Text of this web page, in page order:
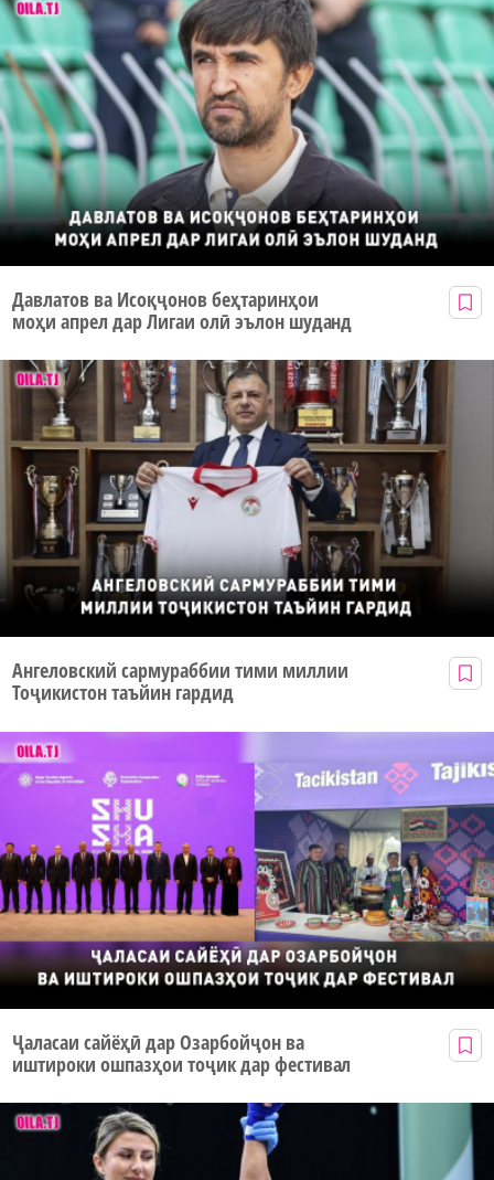
Давлатов ва Исоқҷонов беҳтаринҳои
моҳи апрел дар Лигаи олӣ эълон шуданд
Ангеловский сармураббии тими миллии
Тоҷикистон таъйин гардид
Ҷаласаи сайёҳӣ дар Озарбойҷон ва
иштироки ошпазҳои тоҷик дар фестивал